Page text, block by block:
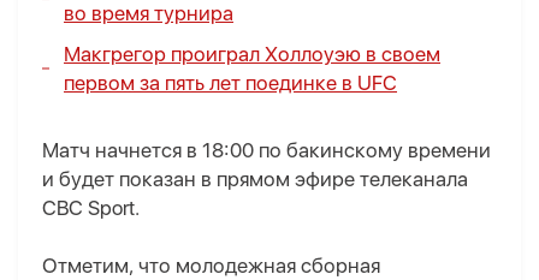
во время турнира
Макгрегор проиграл Холлоуэю в своем
первом за пять лет поединке в UFC
Матч начнется в 18:00 по бакинскому времени
и будет показан в прямом эфире телеканала
CBC Sport.
Отметим, что молодежная сборная